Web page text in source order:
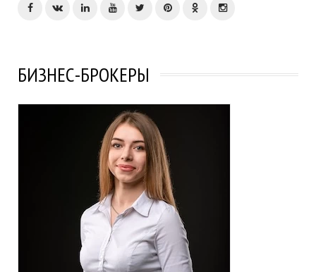
БИЗНЕС-БРОКЕРЫ